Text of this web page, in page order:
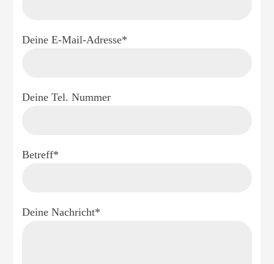
Deine E-Mail-Adresse*
Deine Tel. Nummer
Betreff*
Deine Nachricht*